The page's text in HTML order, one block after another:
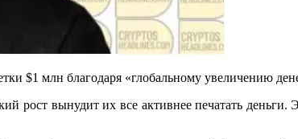
$1 млн благодаря «глобальному увеличению
рост вынудит их все активнее печатать